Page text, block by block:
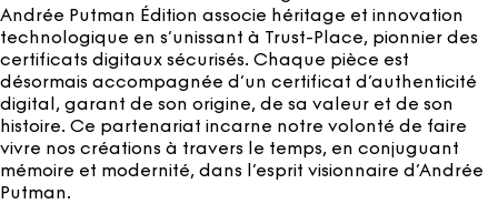
Andrée Putman Édition associe héritage et innovation
technologique en s’unissant à Trust-Place, pionnier des
certificats digitaux sécurisés. Chaque pièce est
désormais accompagnée d’un certificat d’authenticité
digital, garant de son origine, de sa valeur et de son
histoire. Ce partenariat incarne notre volonté de faire
vivre nos créations à travers le temps, en conjuguant
mémoire et modernité, dans l’esprit visionnaire d’Andrée
Putman.